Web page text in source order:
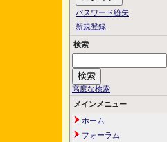
パスワード紛失
新規登録
検索
高度な検索
メインメニュー
ホーム
フォーラム